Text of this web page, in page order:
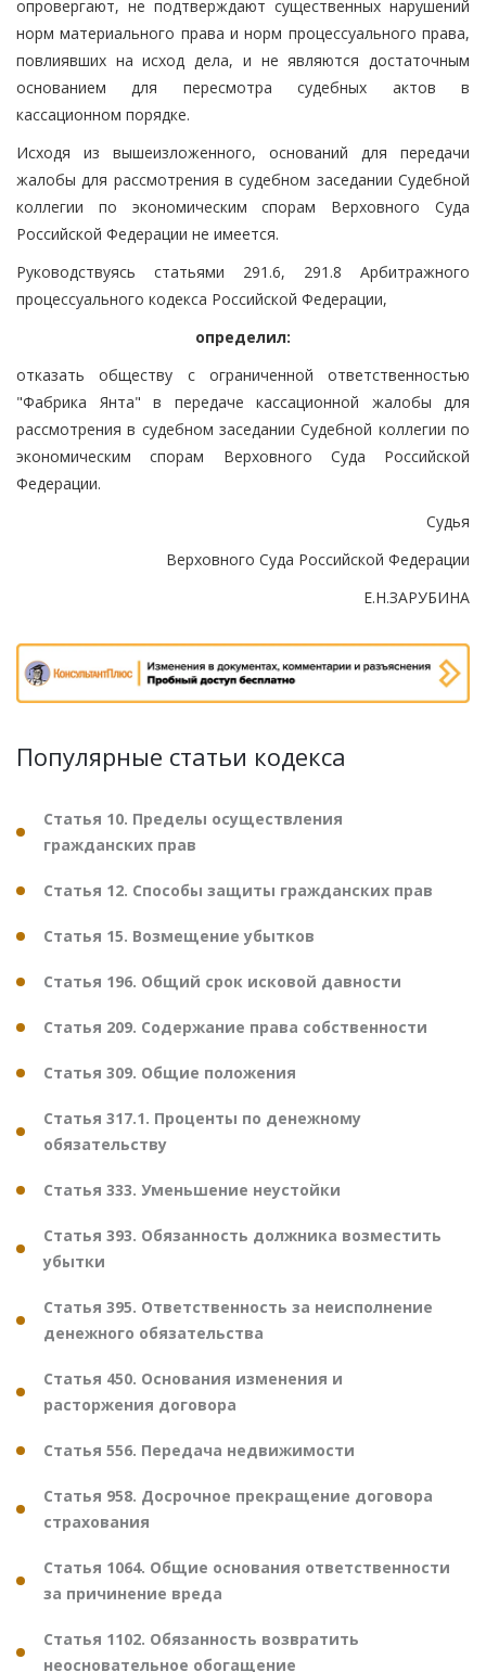
опровергают, не подтверждают существенных нарушений
норм материального права и норм процессуального права,
повлиявших на исход дела, и не являются достаточным
основанием для пересмотра судебных актов в
кассационном порядке.
Исходя из вышеизложенного, оснований для передачи
жалобы для рассмотрения в судебном заседании Судебной
коллегии по экономическим спорам Верховного Суда
Российской Федерации не имеется.
Руководствуясь статьями 291.6, 291.8 Арбитражного
процессуального кодекса Российской Федерации,
определил:
отказать обществу с ограниченной ответственностью
"Фабрика Янта" в передаче кассационной жалобы для
рассмотрения в судебном заседании Судебной коллегии по
экономическим спорам Верховного Суда Российской
Федерации.
Судья
Верховного Суда Российской Федерации
Е.Н.ЗАРУБИНА
Популярные статьи кодекса
Статья 10. Пределы осуществления
гражданских прав
Статья 12. Способы защиты гражданских прав
Статья 15. Возмещение убытков
Статья 196. Общий срок исковой давности
Статья 209. Содержание права собственности
Статья 309. Общие положения
Статья 317.1. Проценты по денежному
обязательству
Статья 333. Уменьшение неустойки
Статья 393. Обязанность должника возместить
убытки
Статья 395. Ответственность за неисполнение
денежного обязательства
Статья 450. Основания изменения и
расторжения договора
Статья 556. Передача недвижимости
Статья 958. Досрочное прекращение договора
страхования
Статья 1064. Общие основания ответственности
за причинение вреда
Статья 1102. Обязанность возвратить
неосновательное обогащение